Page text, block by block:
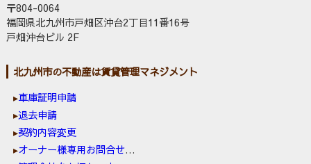
〒804-0064
福岡県北九州市戸畑区沖台2丁目11番16号
戸畑沖台ビル 2F
北九州市の不動産は賃貸管理マネジメント
車庫証明申請
退去申請
契約内容変更
オーナー様専用お問合せ窓口